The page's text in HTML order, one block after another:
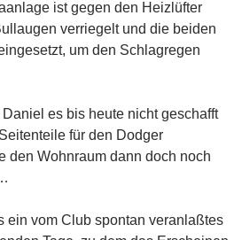
ist gegen den Heizlüfter
verriegelt und die beiden
um den Schlagregen
es bis heute nicht geschafft
für den Dodger
den Wohnraum dann doch noch
ein vom Club spontan veranlaßtes